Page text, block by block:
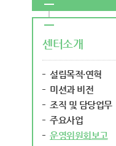
센터소개
설립목적·연혁
미션과 비전
조직 및 담당업무
주요사업
운영위원회보고